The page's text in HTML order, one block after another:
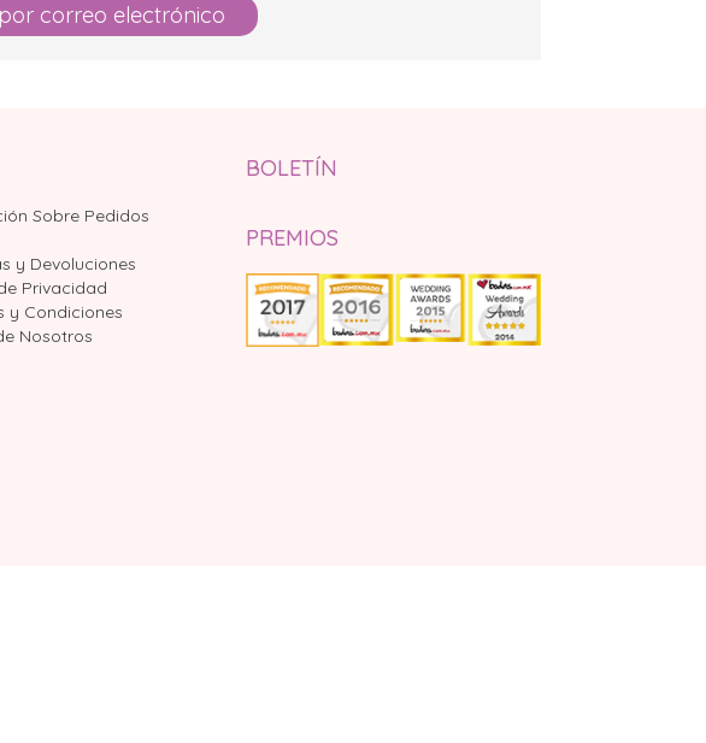
correo electrónico
Sobre Pedidos
y Devoluciones
Privacidad
y Condiciones
Nosotros
BOLETÍN
PREMIOS